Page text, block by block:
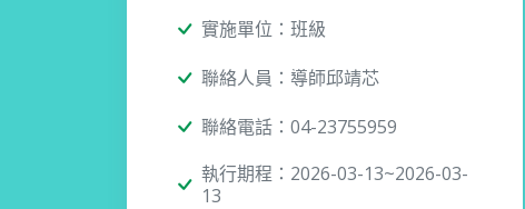
實施單位：班級
聯絡人員：導師邱靖芯
聯絡電話：04-23755959
執行期程：2026-03-13~2026-03-
13